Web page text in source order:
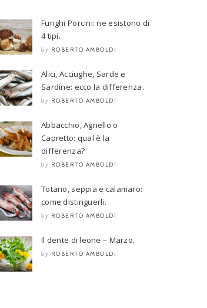
Funghi Porcini: ne esistono di
4 tipi.
by ROBERTO AMBOLDI
Alici, Acciughe, Sarde e
Sardine: ecco la differenza.
by ROBERTO AMBOLDI
Abbacchio, Agnello o
Capretto: qual è la
differenza?
by ROBERTO AMBOLDI
Totano, seppia e calamaro:
come distinguerli.
by ROBERTO AMBOLDI
Il dente di leone – Marzo.
by ROBERTO AMBOLDI